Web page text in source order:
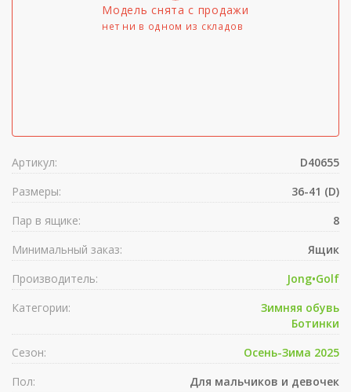
Модель снята с продажи
нет ни в одном из складов
Артикул:
D40655
Размеры:
36-41 (D)
Пар в ящике:
8
Минимальный заказ:
Ящик
Производитель:
Jong•Golf
Категории:
Зимняя обувь
Ботинки
Сезон:
Осень-Зима 2025
Пол:
Для мальчиков и девочек